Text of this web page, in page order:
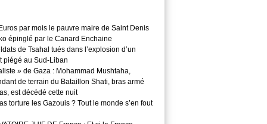
par mois le pauvre maire de Saint Denis
épinglé par le Canard Enchaine
de Tsahal tués dans l’explosion d’un
piégé au Sud-Liban
» de Gaza : Mohammad Mushtaha,
de terrain du Bataillon Shati, bras armé
est décédé cette nuit
torture les Gazouis ? Tout le monde s’en fout